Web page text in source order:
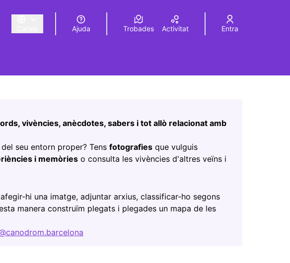
Triar la llengua Elegir el idioma Choose language
Ajuda Trobades Activitat Entra
24
vivències, anècdotes, sabers i tot allò relacionat amb
seu entorn proper? Tens fotografies que vulguis
i memòries o consulta les vivències d'altres veïns i
una pestanya nova)
hi una imatge, adjuntar arxius, classificar-ho segons
manera construïm plegats i plegades un mapa de les